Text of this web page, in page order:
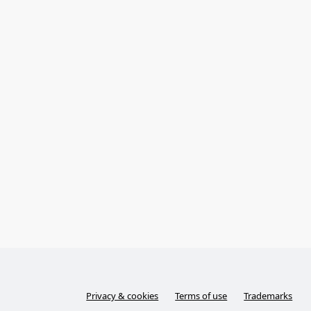
Privacy & cookies Terms of use Trademarks